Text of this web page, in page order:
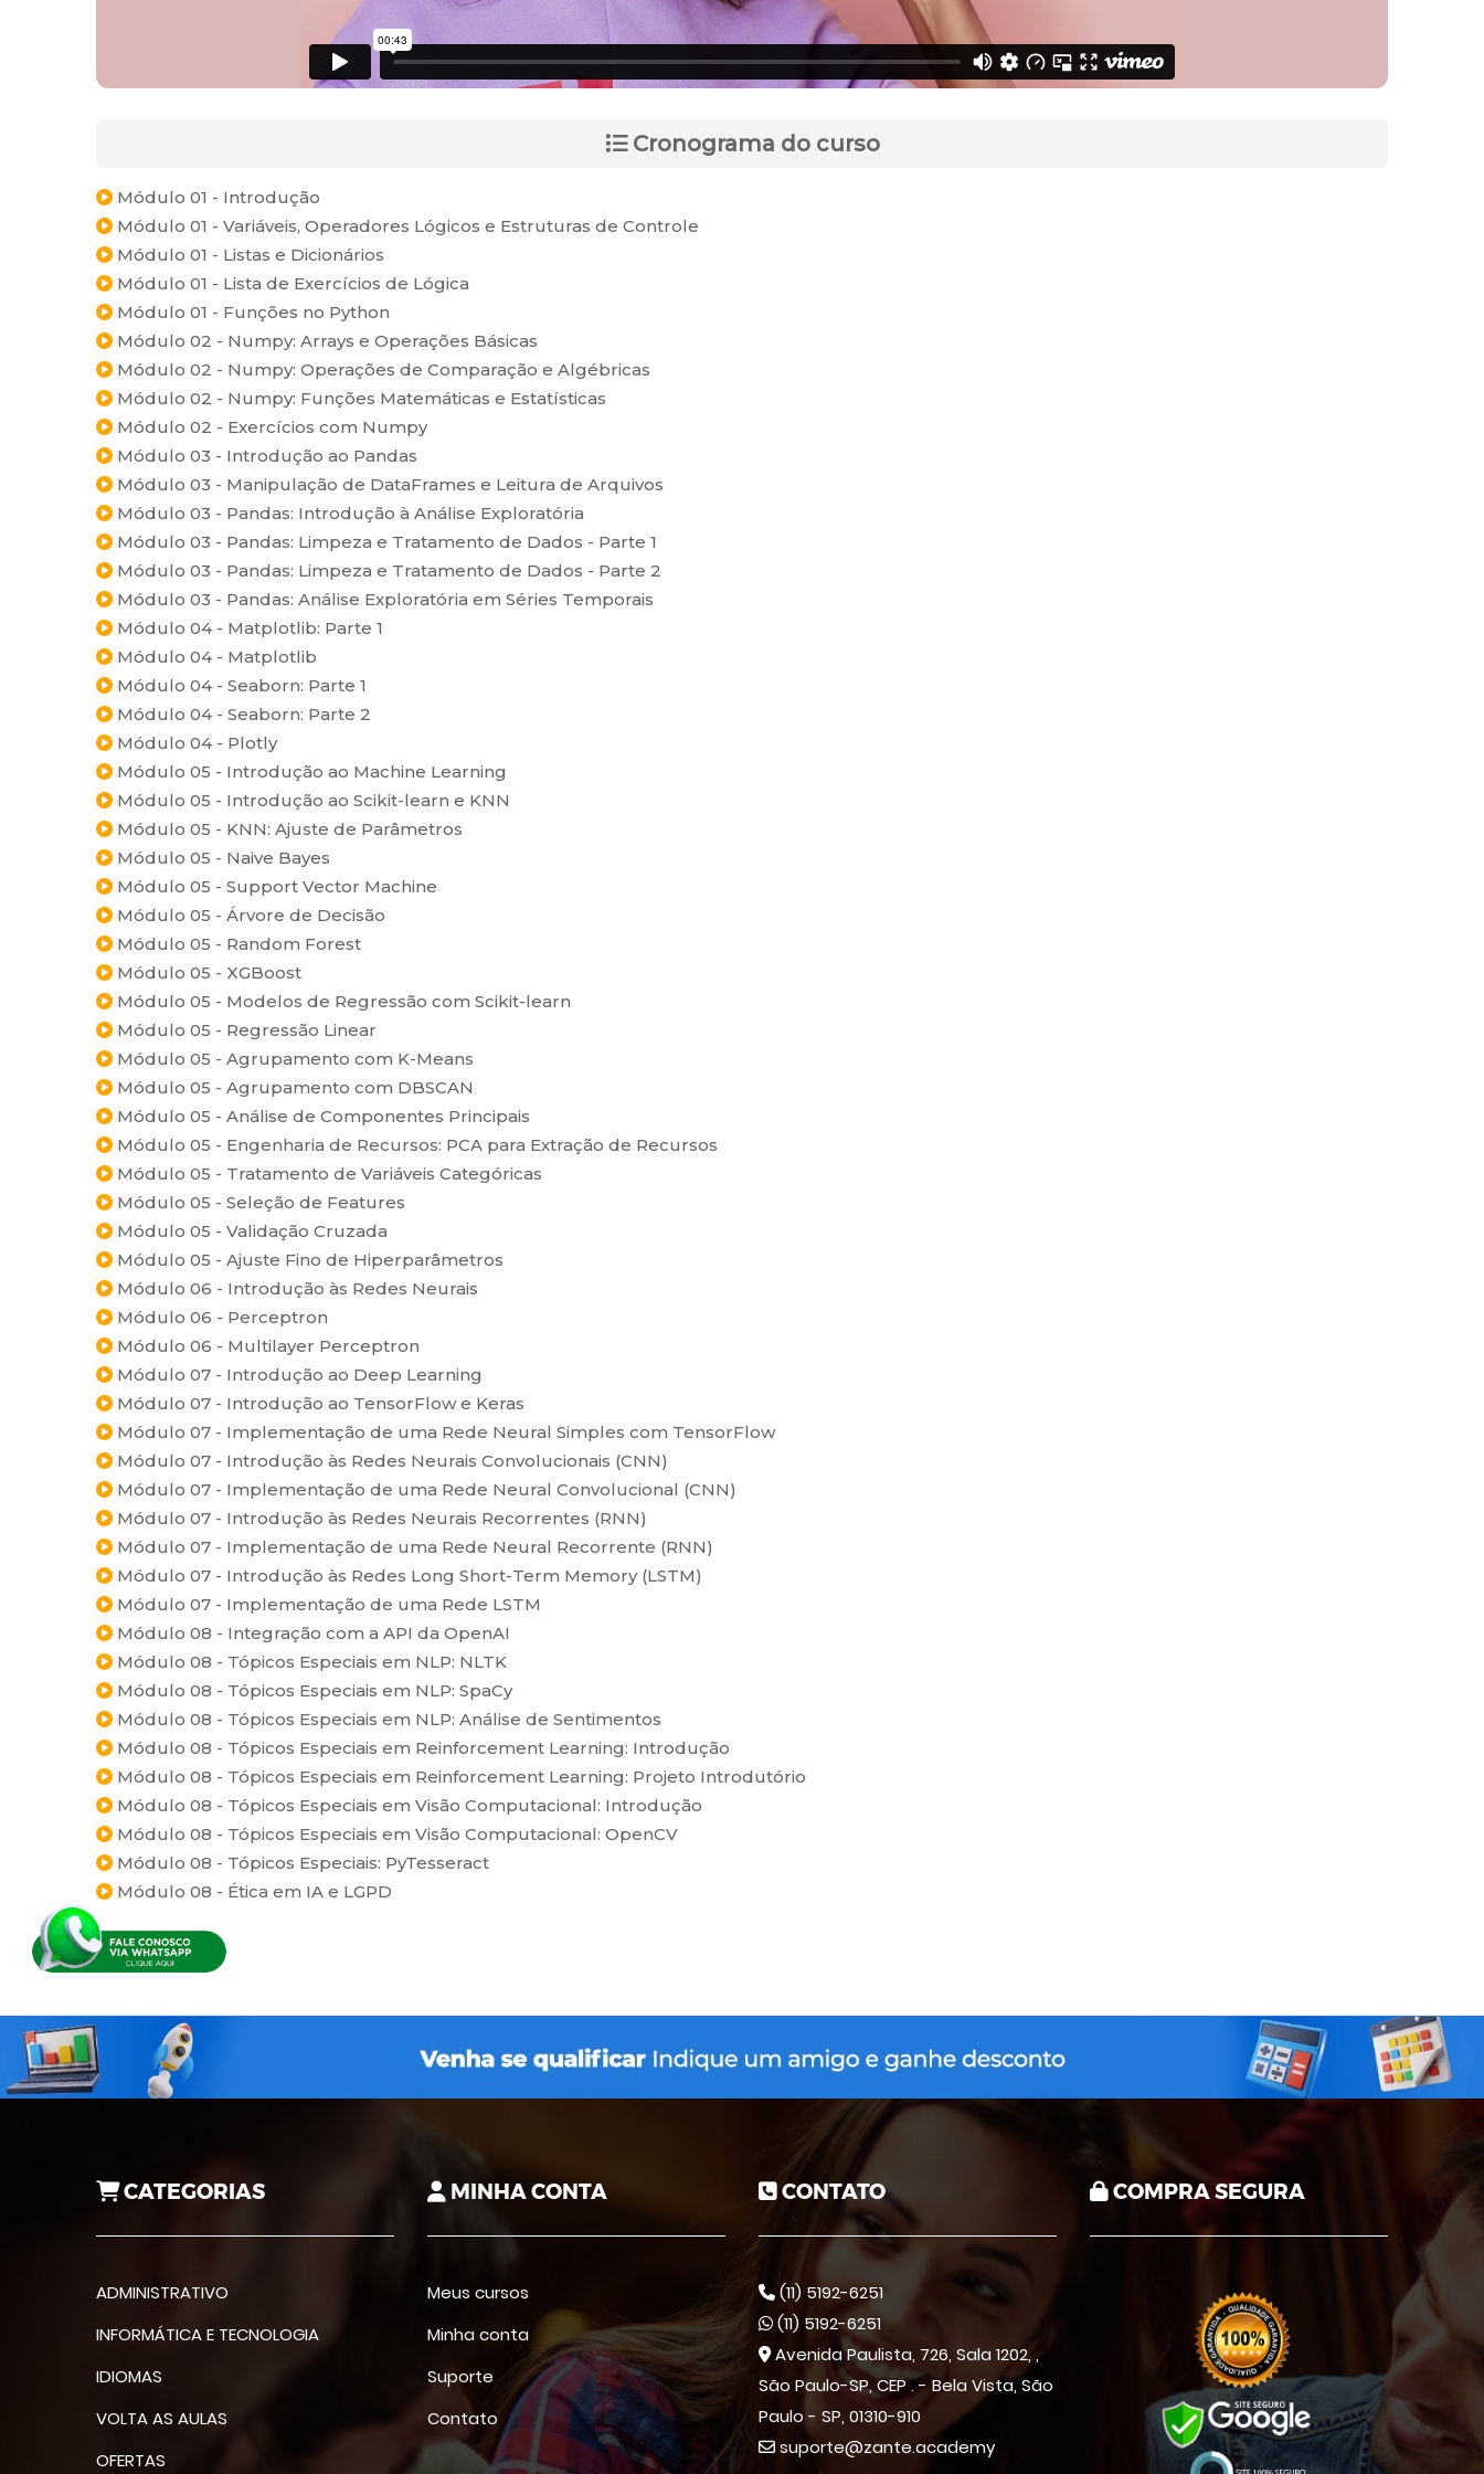
Cronograma do curso
Módulo 01 - Introdução
Módulo 01 - Variáveis, Operadores Lógicos e Estruturas de Controle
Módulo 01 - Listas e Dicionários
Módulo 01 - Lista de Exercícios de Lógica
Módulo 01 - Funções no Python
Módulo 02 - Numpy: Arrays e Operações Básicas
Módulo 02 - Numpy: Operações de Comparação e Algébricas
Módulo 02 - Numpy: Funções Matemáticas e Estatísticas
Módulo 02 - Exercícios com Numpy
Módulo 03 - Introdução ao Pandas
Módulo 03 - Manipulação de DataFrames e Leitura de Arquivos
Módulo 03 - Pandas: Introdução à Análise Exploratória
Módulo 03 - Pandas: Limpeza e Tratamento de Dados - Parte 1
Módulo 03 - Pandas: Limpeza e Tratamento de Dados - Parte 2
Módulo 03 - Pandas: Análise Exploratória em Séries Temporais
Módulo 04 - Matplotlib: Parte 1
Módulo 04 - Matplotlib
Módulo 04 - Seaborn: Parte 1
Módulo 04 - Seaborn: Parte 2
Módulo 04 - Plotly
Módulo 05 - Introdução ao Machine Learning
Módulo 05 - Introdução ao Scikit-learn e KNN
Módulo 05 - KNN: Ajuste de Parâmetros
Módulo 05 - Naive Bayes
Módulo 05 - Support Vector Machine
Módulo 05 - Árvore de Decisão
Módulo 05 - Random Forest
Módulo 05 - XGBoost
Módulo 05 - Modelos de Regressão com Scikit-learn
Módulo 05 - Regressão Linear
Módulo 05 - Agrupamento com K-Means
Módulo 05 - Agrupamento com DBSCAN
Módulo 05 - Análise de Componentes Principais
Módulo 05 - Engenharia de Recursos: PCA para Extração de Recursos
Módulo 05 - Tratamento de Variáveis Categóricas
Módulo 05 - Seleção de Features
Módulo 05 - Validação Cruzada
Módulo 05 - Ajuste Fino de Hiperparâmetros
Módulo 06 - Introdução às Redes Neurais
Módulo 06 - Perceptron
Módulo 06 - Multilayer Perceptron
Módulo 07 - Introdução ao Deep Learning
Módulo 07 - Introdução ao TensorFlow e Keras
Módulo 07 - Implementação de uma Rede Neural Simples com TensorFlow
Módulo 07 - Introdução às Redes Neurais Convolucionais (CNN)
Módulo 07 - Implementação de uma Rede Neural Convolucional (CNN)
Módulo 07 - Introdução às Redes Neurais Recorrentes (RNN)
Módulo 07 - Implementação de uma Rede Neural Recorrente (RNN)
Módulo 07 - Introdução às Redes Long Short-Term Memory (LSTM)
Módulo 07 - Implementação de uma Rede LSTM
Módulo 08 - Integração com a API da OpenAI
Módulo 08 - Tópicos Especiais em NLP: NLTK
Módulo 08 - Tópicos Especiais em NLP: SpaCy
Módulo 08 - Tópicos Especiais em NLP: Análise de Sentimentos
Módulo 08 - Tópicos Especiais em Reinforcement Learning: Introdução
Módulo 08 - Tópicos Especiais em Reinforcement Learning: Projeto Introdutório
Módulo 08 - Tópicos Especiais em Visão Computacional: Introdução
Módulo 08 - Tópicos Especiais em Visão Computacional: OpenCV
Módulo 08 - Tópicos Especiais: PyTesseract
Módulo 08 - Ética em IA e LGPD
CATEGORIAS
ADMINISTRATIVO
INFORMÁTICA E TECNOLOGIA
IDIOMAS
VOLTA AS AULAS
OFERTAS
MINHA CONTA
Meus cursos
Minha conta
Suporte
Contato
CONTATO
(11) 5192-6251
(11) 5192-6251
Avenida Paulista, 726, Sala 1202, ,
São Paulo-SP, CEP . - Bela Vista, São
Paulo - SP, 01310-910
suporte@zante.academy
COMPRA SEGURA